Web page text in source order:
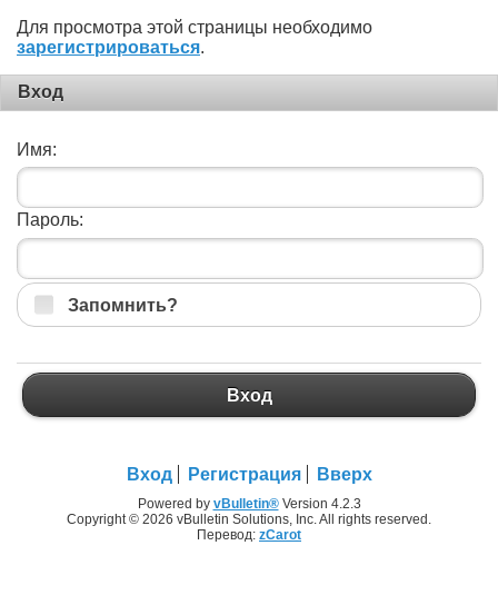
Для просмотра этой страницы необходимо
зарегистрироваться.
Вход
Имя:
Пароль:
Запомнить?
Вход
Вход Регистрация Вверх
Powered by vBulletin®Version 4.2.3
Copyright © 2026 vBulletin Solutions, Inc. All rights reserved.
Перевод: zCarot